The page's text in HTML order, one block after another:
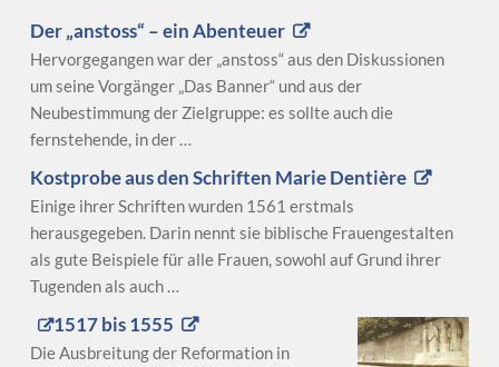
Der „anstoss“ – ein Abenteuer
Hervorgegangen war der „anstoss“ aus den Diskussionen
um seine Vorgänger „Das Banner“ und aus der
Neubestimmung der Zielgruppe: es sollte auch die
fernstehende, in der …
Kostprobe aus den Schriften Marie Dentière
Einige ihrer Schriften wurden 1561 erstmals
herausgegeben. Darin nennt sie biblische Frauengestalten
als gute Beispiele für alle Frauen, sowohl auf Grund ihrer
Tugenden als auch …
1517 bis 1555
Die Ausbreitung der Reformation in